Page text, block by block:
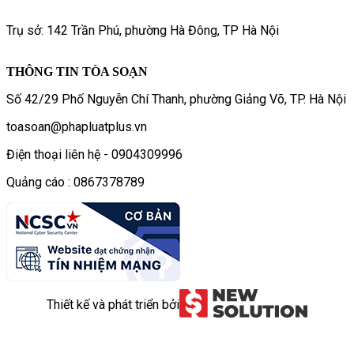
Trụ sở: 142 Trần Phú, phường Hà Đông, TP Hà Nội
THÔNG TIN TÒA SOẠN
Số 42/29 Phố Nguyễn Chí Thanh, phường Giảng Võ, TP. Hà Nội
toasoan@phapluatplus.vn
Điện thoại liên hệ - 0904309996
Quảng cáo : 0867378789
Thiết kế và phát triển bởi